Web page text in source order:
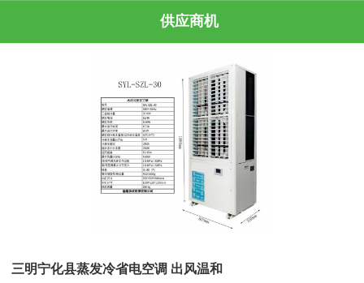
供应商机
三明宁化县蒸发冷省电空调 出风温和